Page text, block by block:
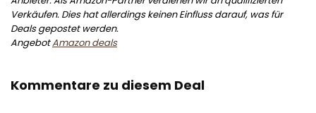
Verkäufen. Dies hat allerdings keinen Einfluss darauf, was für
Deals gepostet werden.
AngebotAmazon deals
Kommentare zu diesem Deal